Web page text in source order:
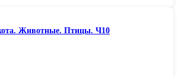
Животные. Птицы. Ч10